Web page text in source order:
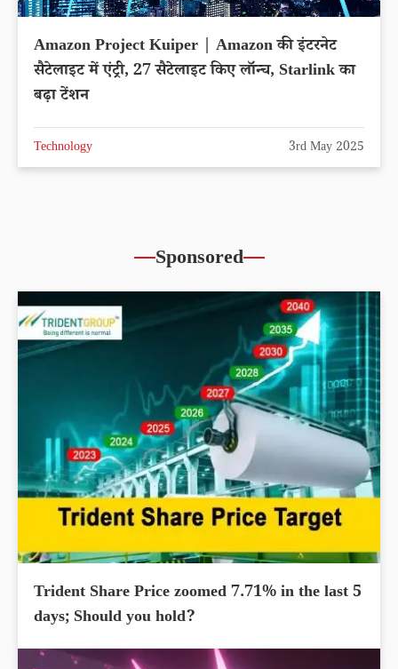
Amazon Project Kuiper | Amazon की इंटरनेट
सैटेलाइट में एंट्री, 27 सैटेलाइट किए लॉन्च, Starlink का
बढ़ा टेंशन
Technology 3rd May 2025
Sponsored
Trident Share Price zoomed 7.71% in the last 5
days; Should you hold?